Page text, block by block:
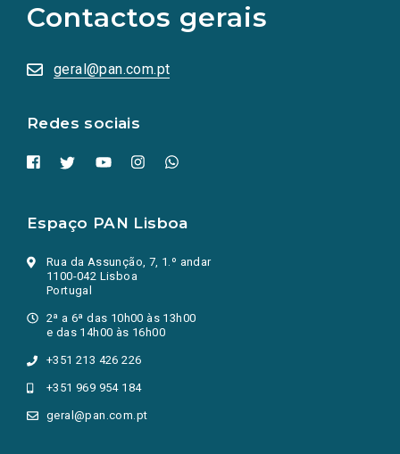
Contactos gerais
geral@pan.com.pt
Redes sociais
redes
sociais
numa
nova
Espaço PAN Lisboa
Rua da Assunção, 7, 1.º andar
1100-042 Lisboa
Portugal
2ª a 6ª das 10h00 às 13h00
e das 14h00 às 16h00
+351 213 426 226
+351 969 954 184
geral@pan.com.pt